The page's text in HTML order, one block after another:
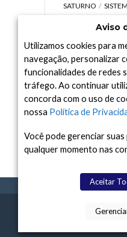
SATURNO
UNIVERSO
Arquivo
Arquivo
TERMOS
Aviso
Utilizamos cookies para
navegação, personalizar
funcionalidades de redes
tráfego. Ao continuar
concorda com o uso de
nossa Política de
Você pode gerenciar
qualquer momento nas
Aceitar